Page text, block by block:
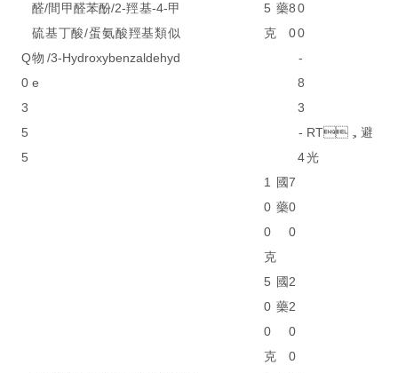
Q
0
3
5
5
醛/間甲醛苯酚/2-羥基-4-甲
硫基丁酸/蛋氨酸羥基類似
物/3-Hydroxybenzaldehyd
e
5
克
藥8
0
0
0
-
8
3
-
4
RT，避
光
1
0
0
克
國
藥
7
0
0
5
0
0
克
國
藥
2
2
0
0